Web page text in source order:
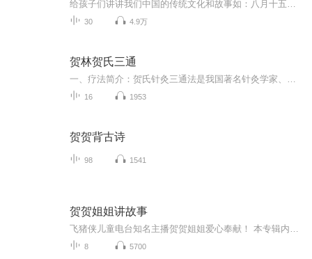
30 4.9万
贺林贺氏三通
16 1953
贺贺背古诗
98 1541
贺贺姐姐讲故事
8 5700